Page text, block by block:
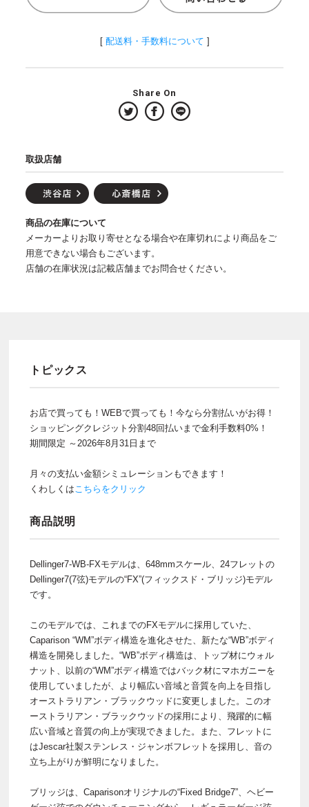
[ 配送料・手数料について ]
Share On
取扱店舗
商品の在庫について
メーカーよりお取り寄せとなる場合や在庫切れにより商品をご
用意できない場合もございます。
店舗の在庫状況は記載店舗までお問合せください。
トピックス
お店で買っても！WEBで買っても！今なら分割払いがお得！
ショッピングクレジット分割48回払いまで金利手数料0%！
期間限定 ～2026年8月31日まで
月々の支払い金額シミュレーションもできます！
くわしくはこちらをクリック
商品説明
Dellinger7-WB-FXモデルは、648mmスケール、24フレットの
Dellinger7(7弦)モデルの“FX”(フィックスド・ブリッジ)モデル
です。
このモデルでは、これまでのFXモデルに採用していた、
Caparison “WM”ボディ構造を進化させた、新たな“WB”ボディ
構造を開発しました。“WB”ボディ構造は、トップ材にウォル
ナット、以前の“WM”ボディ構造ではバック材にマホガニーを
使用していましたが、より幅広い音域と音質を向上を目指し
オーストラリアン・ブラックウッドに変更しました。このオ
ーストラリアン・ブラックウッドの採用により、飛躍的に幅
広い音域と音質の向上が実現できました。また、フレットに
はJescar社製ステンレス・ジャンボフレットを採用し、音の
立ち上がりが鮮明になりました。
ブリッジは、Caparisonオリジナルの“Fixed Bridge7”、ヘビー